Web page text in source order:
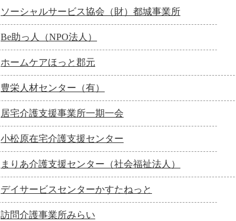
ソーシャルサービス協会（財）都城事業所
Be助っ人（NPO法人）
ホームケアほっと郡元
豊栄人材センター（有）
居宅介護支援事業所一期一会
小松原在宅介護支援センター
まりあ介護支援センター（社会福祉法人）
デイサービスセンターかすたねっと
訪問介護事業所みらい